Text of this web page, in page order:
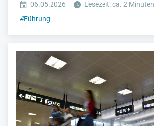
06.05.2026
Lesezeit: ca. 2 Minuten
#Führung